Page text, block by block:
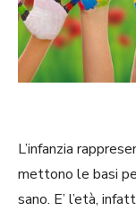
L’infanzia
mettono le basi
sano. E’ l’età,